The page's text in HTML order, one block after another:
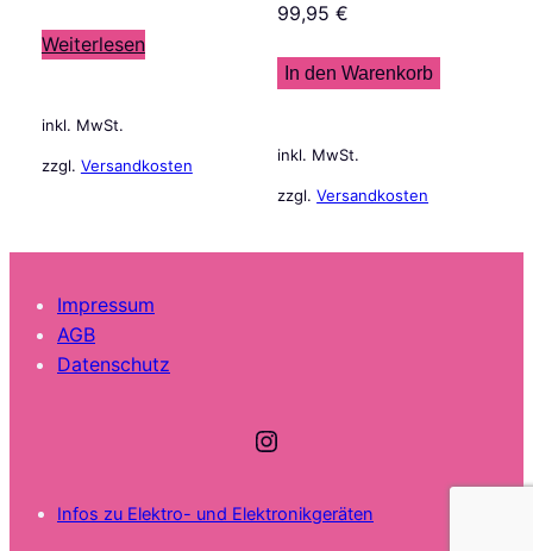
Weiterlesen
inkl. MwSt.
zzgl. Versandkosten
99,95€
In den Warenkorb
inkl. MwSt.
zzgl.Versandkosten
Impressum
AGB
Datenschutz
Instagram
Infos zu Elektro- und Elektronikgeräten